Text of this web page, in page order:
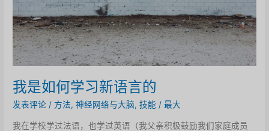
我是如何学习新语言的
发表评论 / 方法,神经网络与大脑,技能 /最大
我在学校学过法语，也学过英语（我父亲积极鼓励我们家庭成员